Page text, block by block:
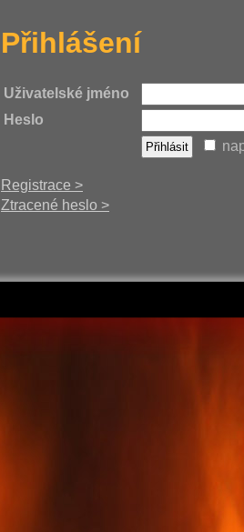
Přihlášení
Uživatelské jméno
Heslo
Registrace >
Ztracené heslo >